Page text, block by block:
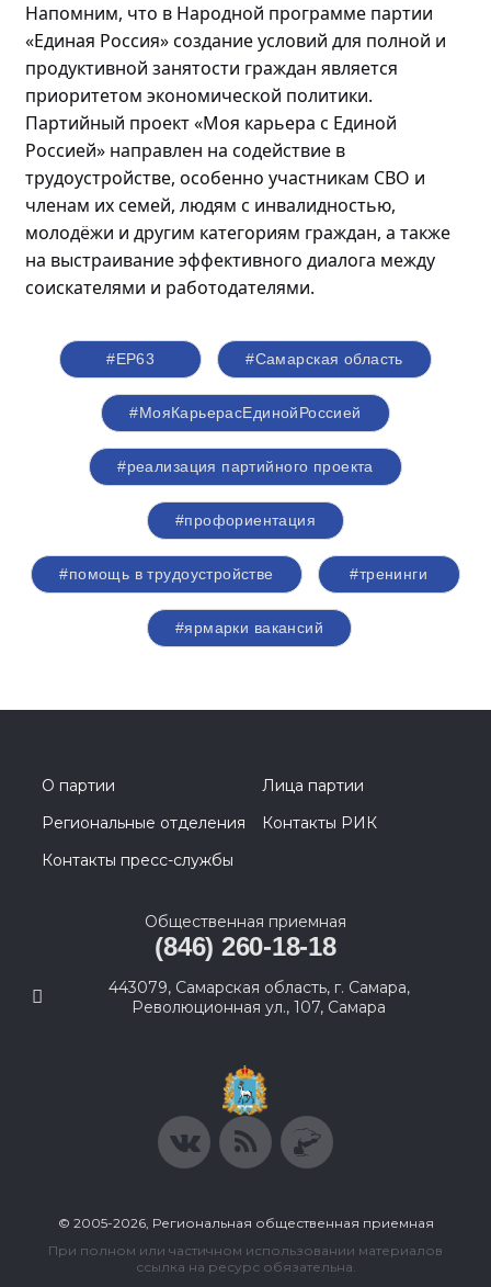
Напомним, что в Народной программе партии
«Единая Россия» создание условий для полной и
продуктивной занятости граждан является
приоритетом экономической политики.
Партийный проект «Моя карьера с Единой
Россией» направлен на содействие в
трудоустройстве, особенно участникам СВО и
членам их семей, людям с инвалидностью,
молодёжи и другим категориям граждан, а также
на выстраивание эффективного диалога между
соискателями и работодателями.
#ЕР63 #Самарская область
#МояКарьерасЕдинойРоссией
#реализация партийного проекта
#профориентация
#помощь в трудоустройстве #тренинги
#ярмарки вакансий
О партии
Лица партии
Региональные отделения
Контакты РИК
Контакты пресс-службы
Общественная приемная
(846) 260-18-18
443079, Самарская область, г. Самара,
Революционная ул., 107, Самара
© 2005-2026, Региональная общественная приемная
При полном или частичном использовании материалов
ссылка на ресурс обязательна.